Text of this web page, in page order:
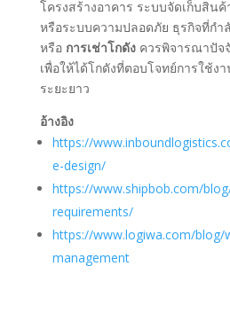
โครงสร้างอาคาร ระบบจัดเก็บสิน
หรือระบบความปลอดภัย ธุรกิจที่กำ
หรือ การเช่าโกดังควรพิจารณาปัจ
เพื่อให้ได้โกดังที่ตอบโจทย์การใช้
ระยะยาว
อ้างอิง
https://
e-design/
https://www.shipbob.com/
requirements/
https://www.logiwa.com/blog/
management